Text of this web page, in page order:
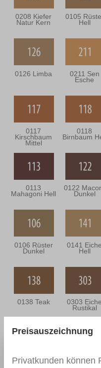
0208 Kiefer
Natur Kern
0105
Hell
0126 Limba 0211 Sen
Esche
0117
Kirschbaum
Mittel
0118
Birnbaum
0113
Mahagoni Hell
0122
Dunkel
0106 Rüster
Dunkel
0141 Eiche
Hell
0138 Teak 0303 Eiche
Rustikal
0302 Eiche
Bräunlich
0143
Dunkel
Preisauszeichnung
Privatkunden können